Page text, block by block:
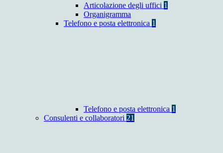
Articolazione degli uffici 1
Organigramma
Telefono e posta elettronica 1
Telefono e posta elettronica 1
Consulenti e collaboratori 21